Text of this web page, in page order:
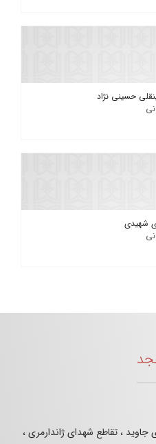
حسینی نژاد
شهیدی
جاوید ، تقاطع شهدای ژاندارمری ،